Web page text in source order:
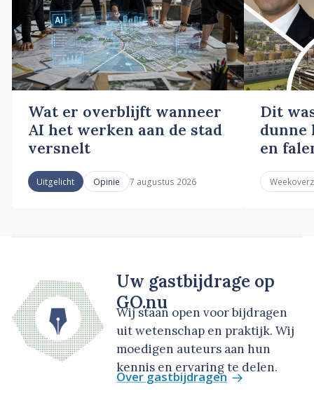
Wat er overblijft wanneer
AI het werken aan de stad
versnelt
Uitgelicht Opinie 7 augustus 2026
Dit
dunne
en
Uw gastbijdrage op
GO.nu
Wij staan open voor bijdragen
uit wetenschap en praktijk. Wij
moedigen auteurs aan hun
kennis en ervaring te delen.
Over gastbijdragen